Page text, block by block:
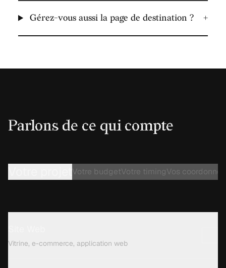
Gérez-vous aussi la page de destination ? +
Parlons de ce qui compte
Votre budgetVotre timingVos
Vitrine, e-commerce, application web